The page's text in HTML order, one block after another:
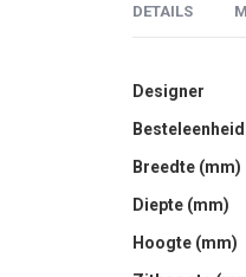
the
images
gallery
DETAILS
De designers
Het
komt. De stoel
geschikt.
More
Designer
Breedte (mm)
Diepte (mm)
Hoogte (mm)